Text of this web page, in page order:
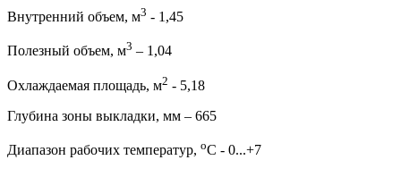
Внутренний объем, м3 - 1,45
Полезный объем, м3 – 1,04
Охлаждаемая площадь, м2 - 5,18
Глубина зоны выкладки, мм – 665
Диапазон рабочих температур, оC - 0...+7